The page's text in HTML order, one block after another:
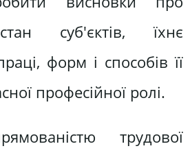
суб'єктів, їхнє
форм і способів її
професійної ролі.
трудової